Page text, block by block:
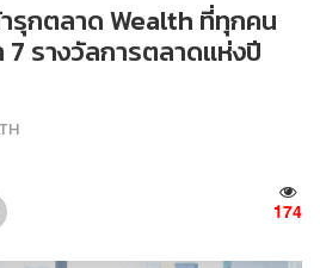
รุกตลาด Wealth ที่ทุกคน
7 รางวัลการตลาดแห่งปี
174